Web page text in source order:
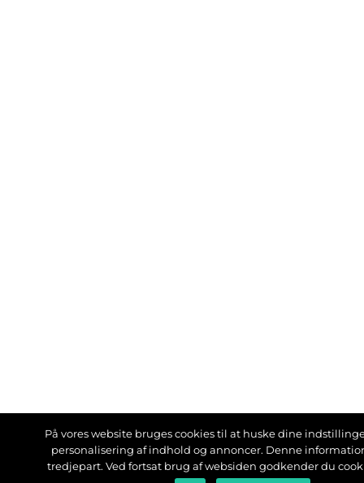
På vores website bruges cookies til at huske dine
personalisering af indhold og annoncer. Denne
tredjepart. Ved fortsat brug af websiden godkender du